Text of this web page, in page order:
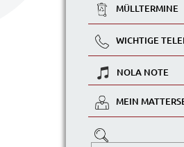
MÜLLTERMINE
WICHTIGE
NOLA NOTE
MEIN